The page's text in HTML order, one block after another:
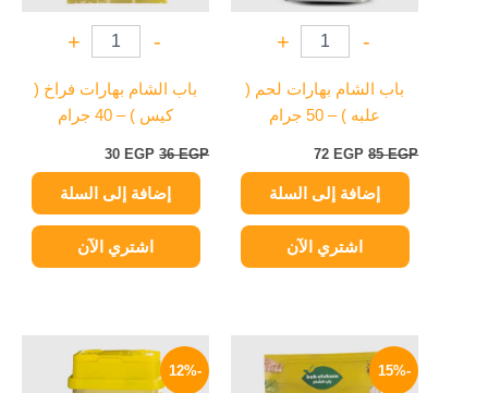
-
+
باب الشام بهارات لحم (
علبه ) – 50 جرام
85EGP
72 EGP
إضافة إلى السلة
اشتري الآن
-
+
باب الشام بهارات فراخ (
كيس ) – 40 جرام
36EGP
30 EGP
إضافة إلى السلة
اشتري الآن
-15%
الأصلي
الحالي
هو:
-12%
هو: